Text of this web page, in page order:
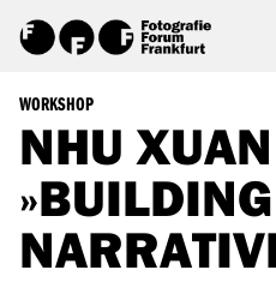
WORKSHOP
NHU
»BUILDING